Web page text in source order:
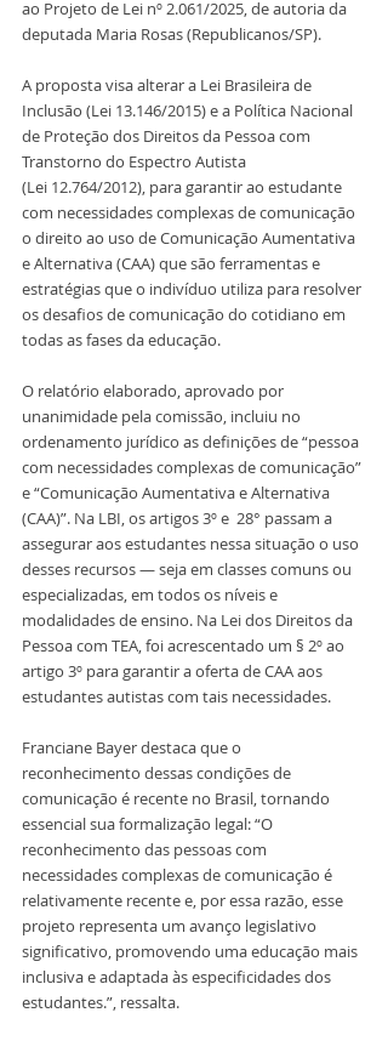
ao Projeto de Lei nº 2.061/2025, de autoria da
deputada Maria Rosas (Republicanos/SP).
A proposta visa alterar a Lei Brasileira de
Inclusão (Lei 13.146/2015) e a Política Nacional
de Proteção dos Direitos da Pessoa com
Transtorno do Espectro Autista
(Lei 12.764/2012), para garantir ao estudante
com necessidades complexas de comunicação
o direito ao uso de Comunicação Aumentativa
e Alternativa (CAA) que são ferramentas e
estratégias que o indivíduo utiliza para resolver
os desafios de comunicação do cotidiano em
todas as fases da educação.
O relatório elaborado, aprovado por
unanimidade pela comissão, incluiu no
ordenamento jurídico as definições de “pessoa
com necessidades complexas de comunicação”
e “Comunicação Aumentativa e Alternativa
(CAA)”. Na LBI, os artigos 3º e  28° passam a
assegurar aos estudantes nessa situação o uso
desses recursos — seja em classes comuns ou
especializadas, em todos os níveis e
modalidades de ensino. Na Lei dos Direitos da
Pessoa com TEA, foi acrescentado um § 2º ao
artigo 3º para garantir a oferta de CAA aos
estudantes autistas com tais necessidades.
Franciane Bayer destaca que o
reconhecimento dessas condições de
comunicação é recente no Brasil, tornando
essencial sua formalização legal: “O
reconhecimento das pessoas com
necessidades complexas de comunicação é
relativamente recente e, por essa razão, esse
projeto representa um avanço legislativo
significativo, promovendo uma educação mais
inclusiva e adaptada às especificidades dos
estudantes.”, ressalta.